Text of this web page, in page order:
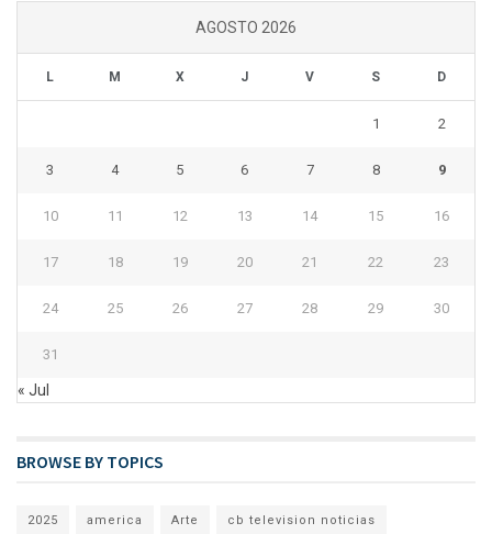
AGOSTO 2026
L M X J V S D
1 2
3 4 5 6 7 8 9
10 11 12 13 14 15 16
17 18 19 20 21 22 23
24 25 26 27 28 29 30
31
« Jul
BROWSE BY TOPICS
2025 america Arte cb television noticias